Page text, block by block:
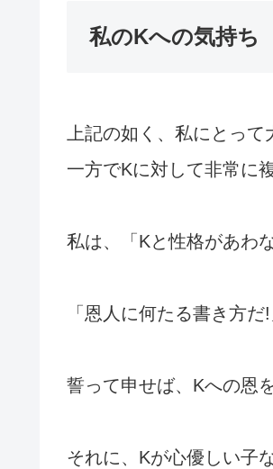
私のKへの気持ち
上記の如く、私にとって
一方でKに対して非常に
私は、「Kと性格があわ
「恩人に何たる書き方
誓って申せば、Kへの恩
それに、Kが心優しい子